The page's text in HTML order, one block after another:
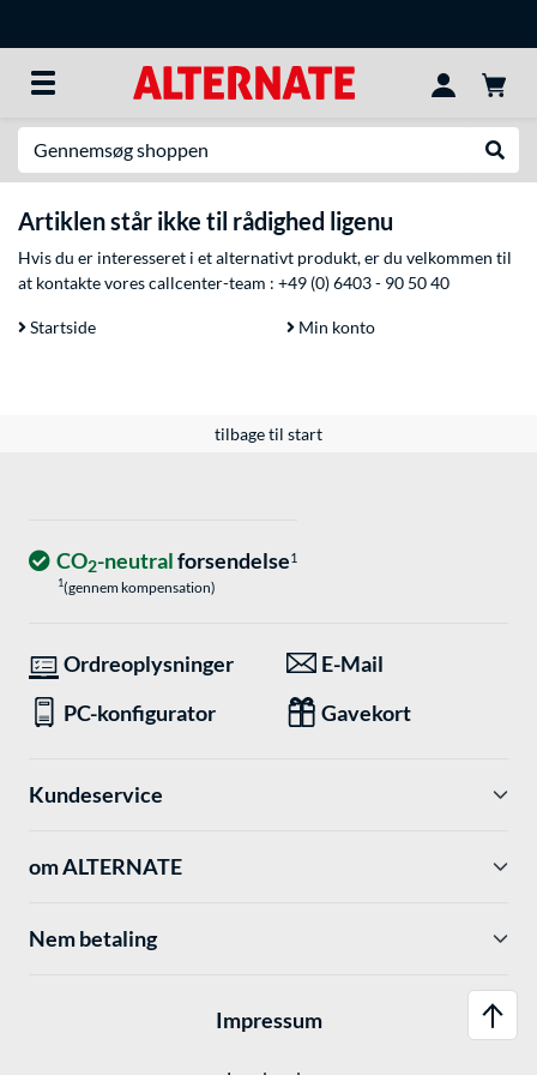
Artiklen står ikke til rådighed ligenu
Hvis du er interesseret i et alternativt produkt, er du velkommen til
at kontakte vores callcenter-team : +49 (0) 6403 - 90 50 40
Startside Min konto
tilbage til start
CO2-neutralforsendelse1
1(gennem kompensation)
Ordreoplysninger
E-Mail
PC-konfigurator
Gavekort
Kundeservice
om ALTERNATE
Nem betaling
Impressum